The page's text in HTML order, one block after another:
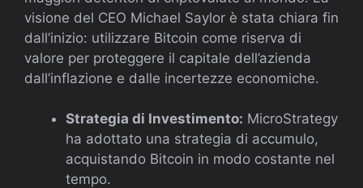
visione del CEO Michael Saylor è stata chiara fin
dall’inizio: utilizzare Bitcoin come riserva di
valore per proteggere il capitale dell’azienda
dall’inflazione e dalle incertezze economiche.
Strategia di Investimento: MicroStrategy
ha adottato una strategia di accumulo,
acquistando Bitcoin in modo costante nel
tempo.